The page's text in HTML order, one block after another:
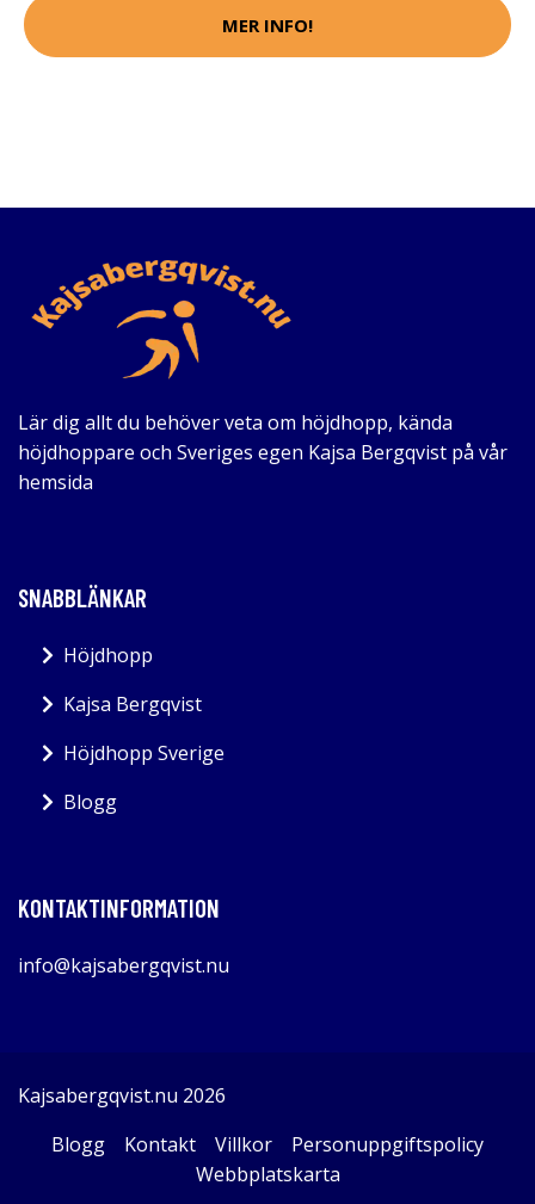
MER INFO!
Lär dig allt du behöver veta om höjdhopp, kända
höjdhoppare och Sveriges egen Kajsa Bergqvist på vår
hemsida
SNABBLÄNKAR
Höjdhopp
Kajsa Bergqvist
Höjdhopp Sverige
Blogg
KONTAKTINFORMATION
info@kajsabergqvist.nu
Kajsabergqvist.nu 2026
Blogg
Kontakt Villkor
Personuppgiftspolicy
Webbplatskarta